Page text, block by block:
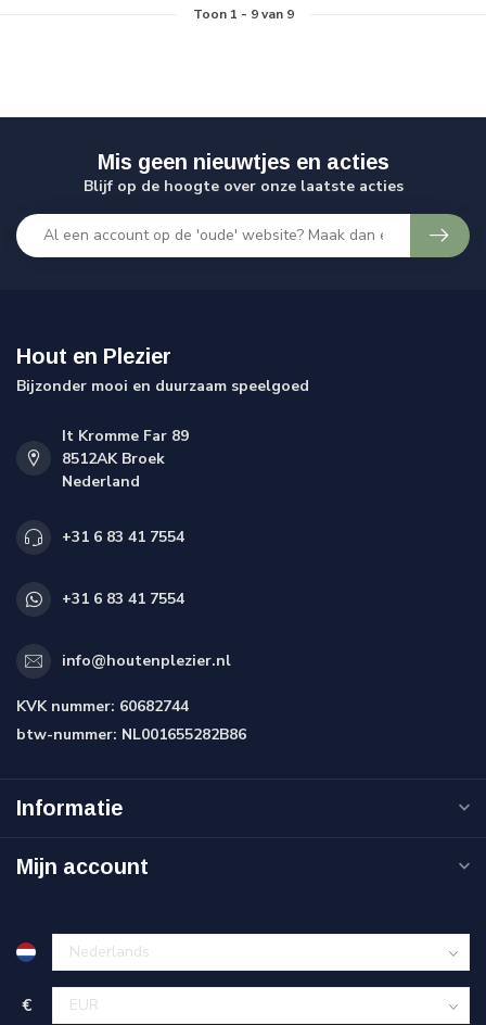
Toon 1 - 9van 9
Mis geen nieuwtjes en acties
Blijf op de hoogte over onze laatste acties
Hout en Plezier
Bijzonder mooi en duurzaam speelgoed
It Kromme Far 89
8512AK Broek
Nederland
+31 6 83 41 7554
+31 6 83 41 7554
info@houtenplezier.nl
KVK nummer: 60682744
btw-nummer: NL001655282B86
Informatie
Mijn account
€